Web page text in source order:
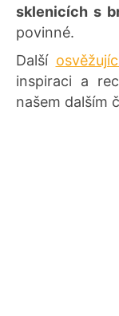
sklenicích s
povinné.
Další
inspiraci a
našem dalším